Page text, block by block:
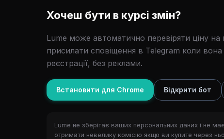
Хочеш бути в курсі змін?
Lume може автоматично перевіряти ціну на
присилати сповіщення в Telegram коли
реєстрації, без реклами.
Встановити для Chrome Відкрити бот
Lume не зберігає ваших персональних даних і не
отримати невелику комісію якщо ви купите через